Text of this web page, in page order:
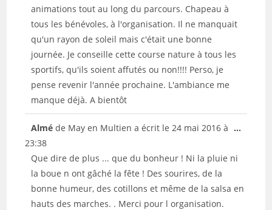
animations tout au long du parcours. Chapeau à
tous les bénévoles, à l'organisation. Il ne manquait
qu'un rayon de soleil mais c'était une bonne
journée. Je conseille cette course nature à tous les
sportifs, qu'ils soient affutés ou non!!!! Perso, je
pense revenir l'année prochaine. L'ambiance me
manque déjà. A bientôt
Alméde May en Multien a écrit le 24 mai 2016 à
23:38
Que dire de plus ... que du bonheur ! Ni la pluie ni
la boue n ont gâché la fête ! Des sourires, de la
bonne humeur, des cotillons et même de la salsa en
hauts des marches. . Merci pour l organisation.
...Ouvrir/